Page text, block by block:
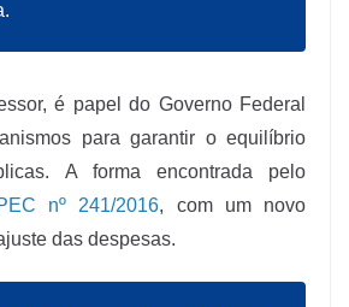
é papel do Governo Federal
para garantir o equilíbrio
A forma encontrada pelo
nº 241/2016, com um novo
das despesas.